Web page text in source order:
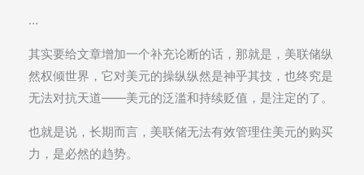
…
其实要给文章增加一个补充论断的话，那就是，美联储纵
然权倾世界，它对美元的操纵纵然是神乎其技，也终究是
无法对抗天道——美元的泛滥和持续贬值，是注定的了。
也就是说，长期而言，美联储无法有效管理住美元的购买
力，是必然的趋势。